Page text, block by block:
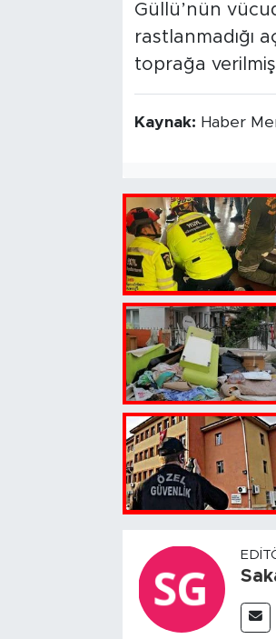
Güllü’nün
rastlanmadığı
toprağa
Kaynak: Haber